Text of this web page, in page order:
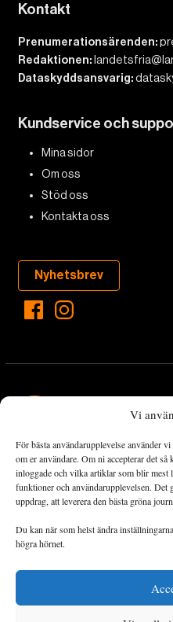
Vi
För bästa användarupplevelse använder
om er användare. Om ni accepterar det
inloggade och vilka artiklar som blir mest
funktioner och användarupplevelsen. Det
uppdrag, att leverera den bästa gröna
Du kan när som helst ändra
högra hörnet.
Kontakt
Prenumerationsärenden:
Redaktionen:
Dataskyddsansvarig:
Kundservice och
Mina sidor
Om oss
Stöd oss
Kontakta oss
Nyhetsbrev
Landets Fria Tidning är en
det viktigaste som händer
omställningsrörelsen. En
både via starka och lika
ekonomiska och sociala
utvecklas och frodas.